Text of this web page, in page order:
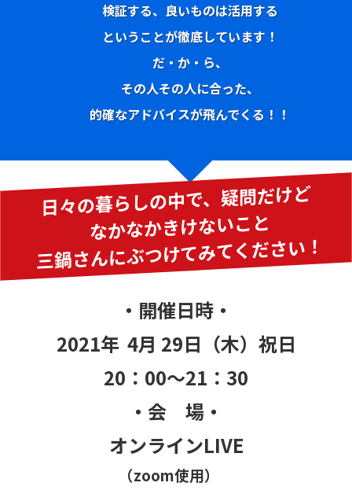
検証する、良いものは活用する
ということが徹底しています！
だ・か・ら、
その人その人に合った、
的確なアドバイスが飛んでくる！！
日々の暮らしの中で、疑問だけど
なかなかきけないこと
三鍋さんにぶつけてみてください！
・開催日時・
2021年 4月 29日（木）祝日
20：00～21：30
・会 場・
オンラインLIVE
（zoom使用）